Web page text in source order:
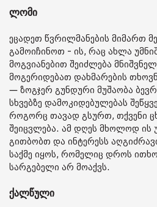
ლომი
ეცადეთ წვრილმანების მიმართ
გამოიჩინოთ - ის, რაც ახლა
მოგვიანებით შეიძლება
მოგერიდებათ დახმარების
— ზოგჯერ გუნდური მუშაობა
სხვებზე დამოკიდებულებას
როგორც თავად გსურთ, თქვენი
შეიცვლება. ამ დღეს მხოლოდ ის
გითბობთ და ინტერესს
საქმე იყოს, რომელიც დროს
სარგებელი არ მოაქვს.
ქალწული